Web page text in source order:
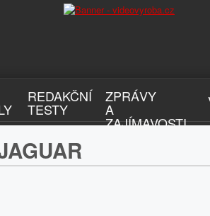
REDAKČNÍ
TESTY
ZPRÁVY
A
ZAJÍMAVOSTI